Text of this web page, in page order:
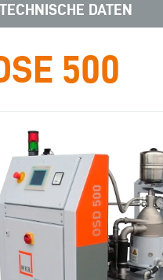
DATEN
500